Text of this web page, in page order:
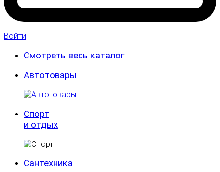
Войти
Смотреть весь каталог
Автотовары
Спорт
и отдых
Сантехника